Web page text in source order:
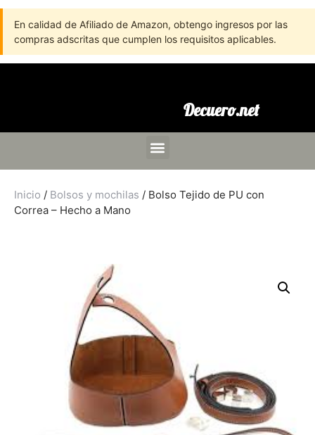
En calidad de Afiliado de Amazon, obtengo ingresos por las
compras adscritas que cumplen los requisitos aplicables.
Decuero.net
Inicio / Bolsos y mochilas / Bolso Tejido de PU con
Correa – Hecho a Mano